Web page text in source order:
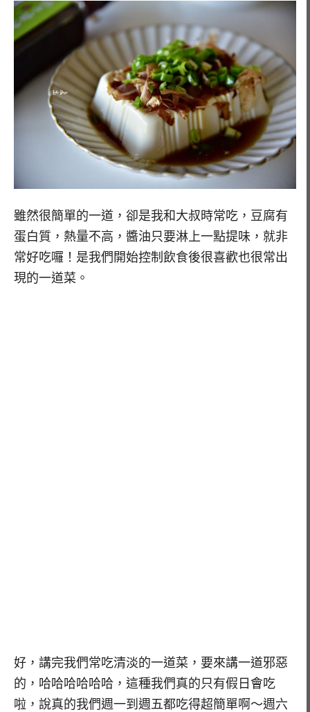
雖然很簡單的一道，卻是我和大叔時常吃，豆腐有
蛋白質，熱量不高，醬油只要淋上一點提味，就非
常好吃囉！是我們開始控制飲食後很喜歡也很常出
現的一道菜。
好，講完我們常吃清淡的一道菜，要來講一道邪惡
的，哈哈哈哈哈哈，這種我們真的只有假日會吃
啦，說真的我們週一到週五都吃得超簡單啊～週六